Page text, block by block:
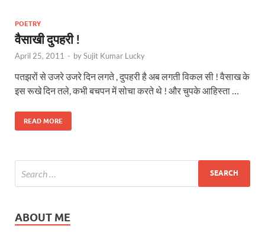
POETRY
वैसाखी दुपहरी !
April 25, 2011 - bySujit Kumar Lucky
पतझरों से उजरे उजरे दिन लगते , दुपहरी है अब लगती विकल सी ! वैसाख के
इस रूखे दिन तले, कभी बचपन में सोचा करते थे ! और चुपके आहिस्ता …
READ MORE
ABOUT ME